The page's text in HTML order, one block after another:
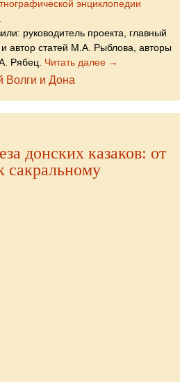
энциклопедии
руководитель проекта, главный
автор статей М.А. Рыблова, авторы
Рябец. Читать далее →
Волги и Дона
донских казаков: от
сакральному